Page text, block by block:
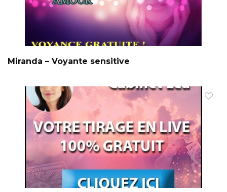
Miranda – Voyante sensitive